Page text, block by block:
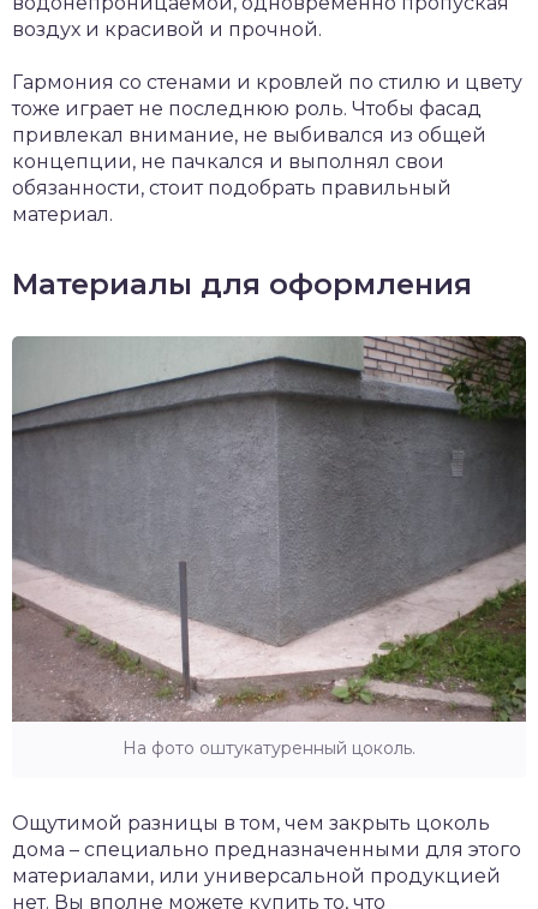
воздух и красивой и прочной.
Гармония со стенами и кровлей по стилю и цвету
тоже играет не последнюю роль. Чтобы фасад
привлекал внимание, не выбивался из общей
концепции, не пачкался и выполнял свои
обязанности, стоит подобрать правильный
материал.
Материалы для оформления
На фото оштукатуренный цоколь.
Ощутимой разницы в том, чем закрыть цоколь
дома – специально предназначенными для этого
материалами, или универсальной продукцией
нет. Вы вполне можете купить то, что